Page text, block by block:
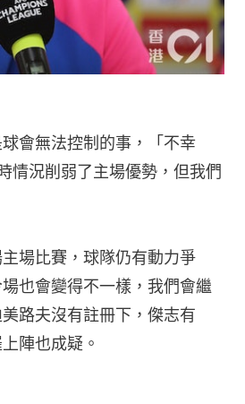
會無法控制的事，「不幸
情況削弱了主場優勢，但我們
場比賽，球隊仍有動力爭
也會變得不一樣，我們會繼
路夫沒有註冊下，傑志有
陣也成疑。